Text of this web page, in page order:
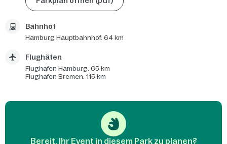
Bahnhof
Hamburg Hauptbahnhof: 64 km
Flughäfen
Flughafen Hamburg: 65 km
Flughafen Bremen: 115 km
Bereit, Ihr Event in diesem Park zu planen?